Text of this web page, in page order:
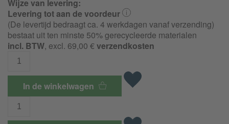
Wijze van levering:
Levering tot aan de voordeur
(De levertijd bedraagt ca. 4 werkdagen vanaf verzending)
bestaat uit ten minste 50% gerecycleerde materialen
incl. BTW, excl. 69,00 €verzendkosten
In de winkelwagen